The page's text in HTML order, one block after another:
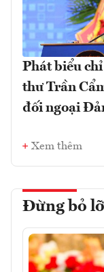
Phát biểu
thư Trần
đối ngoại
Xem thêm
Đừng bỏ lỡ